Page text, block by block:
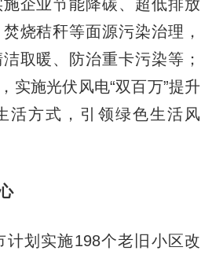
企业节能降碳、超低排放
烧秸秆等面源污染治理，
取暖、防治重卡污染等；
实施光伏风电“双百万”提升
活方式，引领绿色生活风
划实施198个老旧小区改